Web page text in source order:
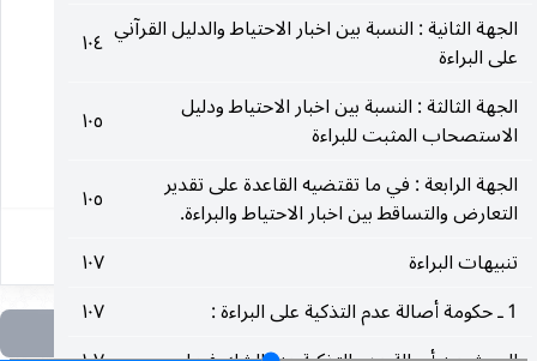
الجهة الثانية : النسبة بين اخبار الاحتياط والدليل القرآني
على البراءة
١٠٤
الجهة الثالثة : النسبة بين اخبار الاحتياط ودليل
الاستصحاب المثبت للبراءة
١٠٥
الجهة الرابعة : في ما تقتضيه القاعدة على تقدير
التعارض والتساقط بين اخبار الاحتياط والبراءة.
١٠٥
تنبيهات البراءة
١٠٧
1 ـ حكومة أصالة عدم التذكية على البراءة :
١٠٧
(٣) آل عمران : ١١١.
(٤) النساء : ١٢.
٤٥٩